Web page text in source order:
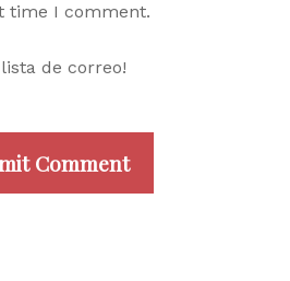
time I comment.
de correo!